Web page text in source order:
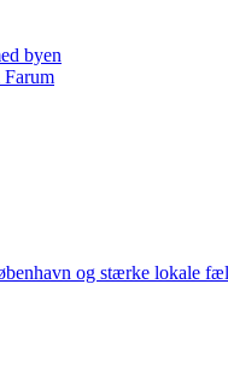
byen
og stærke lokale